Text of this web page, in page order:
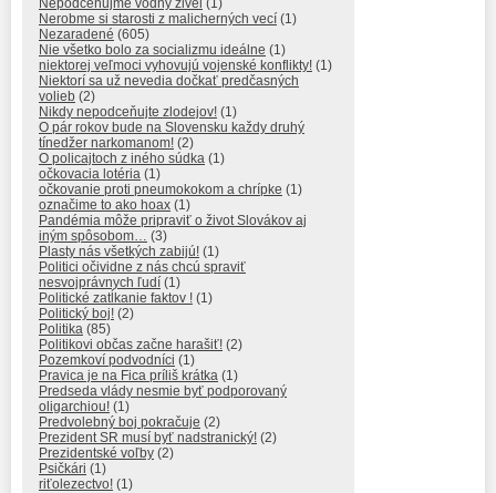
Nepodceňujme vodny živel (1)
Nerobme si starosti z malicherných vecí (1)
Nezaradené (605)
Nie všetko bolo za socializmu ideálne (1)
niektorej veľmoci vyhovujú vojenské konflikty! (1)
Niektorí sa už nevedia dočkať predčasných
volieb (2)
Nikdy nepodceňujte zlodejov! (1)
O pár rokov bude na Slovensku každy druhý
tínedžer narkomanom! (2)
O policajtoch z iného súdka (1)
očkovacia lotéria (1)
očkovanie proti pneumokokom a chrípke (1)
označime to ako hoax (1)
Pandémia môže pripraviť o život Slovákov aj
iným spôsobom… (3)
Plasty nás všetkých zabijú! (1)
Politici očividne z nás chcú spraviť
nesvojprávnych ľudí (1)
Politické zatĺkanie faktov ! (1)
Politický boj! (2)
Politika (85)
Politikovi občas začne harašiť! (2)
Pozemkoví podvodníci (1)
Pravica je na Fica príliš krátka (1)
Predseda vlády nesmie byť podporovaný
oligarchiou! (1)
Predvolebný boj pokračuje (2)
Prezident SR musí byť nadstranický! (2)
Prezidentské voľby (2)
Psičkári (1)
riťolezectvo! (1)